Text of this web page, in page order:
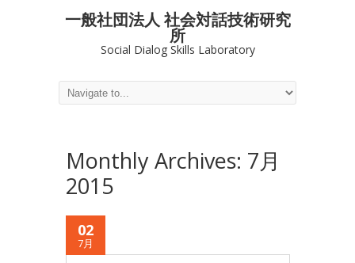
一般社団法人 社会対話技術研究
所
Social Dialog Skills Laboratory
Monthly Archives: 7月
2015
02
7月